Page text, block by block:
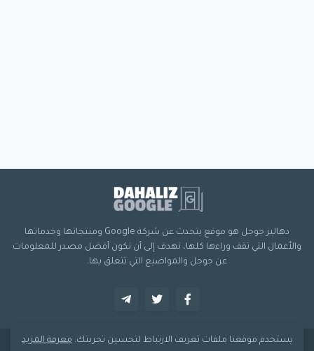
دهاليز جوجل هو موقع يتحدث عن شركة Google ومنتجاتها وخدماتها
والأعمال التي تقف وراءها كلها، نهدف إلى أن نكون أفضل مصدر للمعلومات
عن جوجل والمواضيع التي تتعلق بها.
يستخدم موقعنا ملفات تعريف الارتباط لتحسين تجربتك. معرفة المزيد